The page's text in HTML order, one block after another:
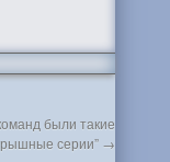
были такие
серии” →